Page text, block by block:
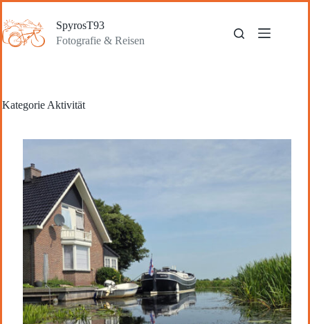
Inhalt
springen
SpyrosT93
Fotografie & Reisen
Kategorie Aktivität